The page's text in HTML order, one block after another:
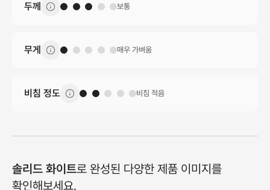
두께 보통
무게 매우 가벼움
비침 정도 비침 적음
솔리드 화이트로 완성된 다양한 제품 이미지를
확인해보세요.